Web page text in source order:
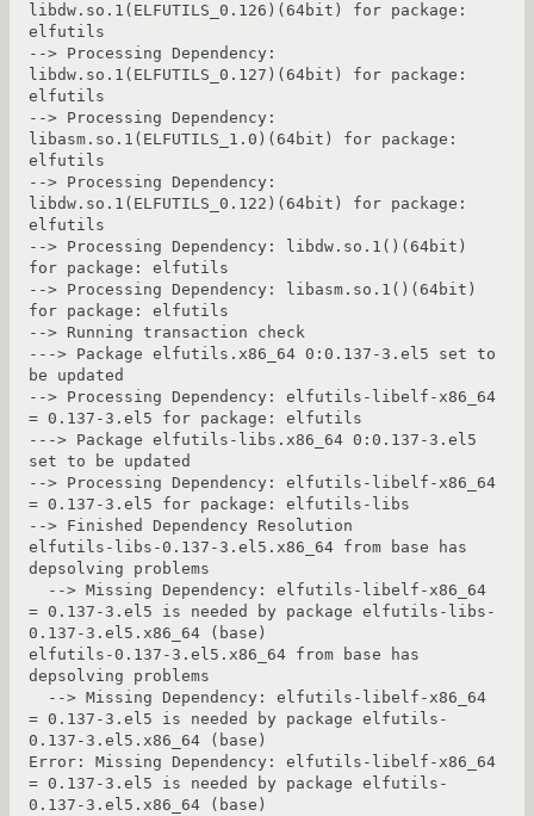
libdw.so.1(ELFUTILS_0.126)(64bit) for package:
elfutils
--> Processing Dependency:
libdw.so.1(ELFUTILS_0.127)(64bit) for package:
elfutils
--> Processing Dependency:
libasm.so.1(ELFUTILS_1.0)(64bit) for package:
elfutils
--> Processing Dependency:
libdw.so.1(ELFUTILS_0.122)(64bit) for package:
elfutils
--> Processing Dependency: libdw.so.1()(64bit)
for package: elfutils
--> Processing Dependency: libasm.so.1()(64bit)
for package: elfutils
--> Running transaction check
---> Package elfutils.x86_64 0:0.137-3.el5 set to
be updated
--> Processing Dependency: elfutils-libelf-x86_64
= 0.137-3.el5 for package: elfutils
---> Package elfutils-libs.x86_64 0:0.137-3.el5
set to be updated
--> Processing Dependency: elfutils-libelf-x86_64
= 0.137-3.el5 for package: elfutils-libs
--> Finished Dependency Resolution
elfutils-libs-0.137-3.el5.x86_64 from base has
depsolving problems
= 0.137-3.el5 is needed by package elfutils-libs-
0.137-3.el5.x86_64 (base)
elfutils-0.137-3.el5.x86_64 from base has
depsolving problems
= 0.137-3.el5 is needed by package elfutils-
0.137-3.el5.x86_64 (base)
Error: Missing Dependency: elfutils-libelf-x86_64
= 0.137-3.el5 is needed by package elfutils-
0.137-3.el5.x86_64 (base)